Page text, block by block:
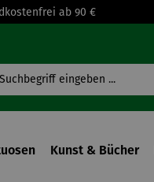
ab 90 €
Kunst & Bücher